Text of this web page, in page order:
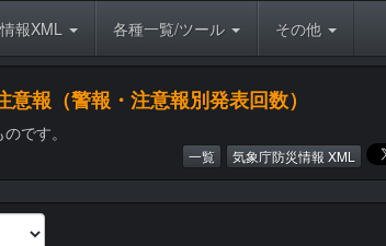
報XML 各種一覧/ツール その他
報（警報・注意報別発表回数）
です。
一覧 気象庁防災情報 XML